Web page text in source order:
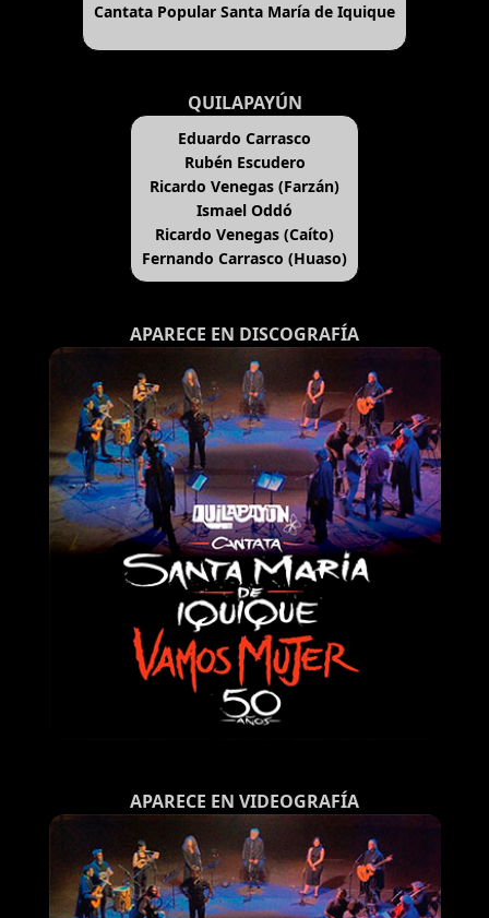
Cantata Popular Santa María de Iquique
QUILAPAYÚN
Eduardo Carrasco
Rubén Escudero
Ricardo Venegas (Farzán)
Ismael Oddó
Ricardo Venegas (Caíto)
Fernando Carrasco (Huaso)
APARECE EN DISCOGRAFÍA
APARECE EN VIDEOGRAFÍA